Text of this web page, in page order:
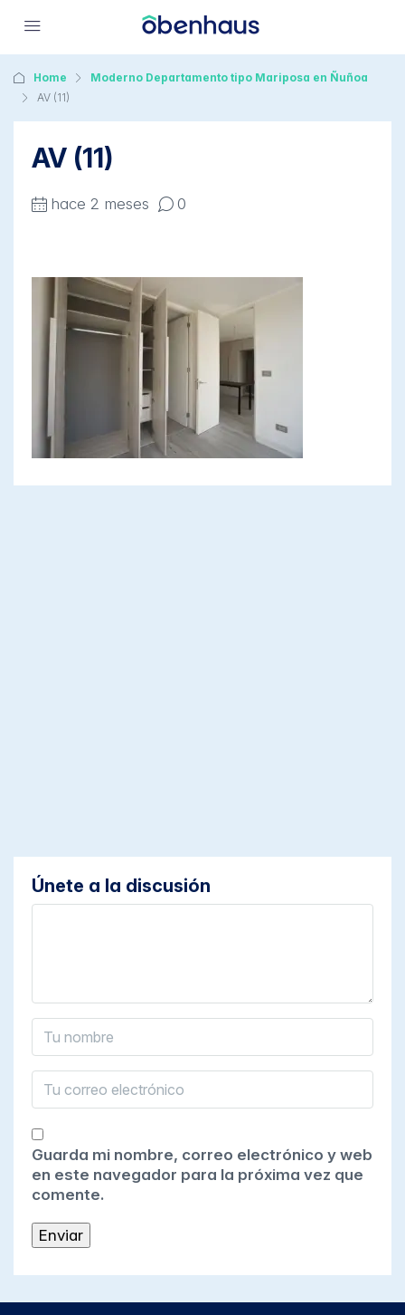
Home
Moderno Departamento tipo Mariposa en Ñuñoa
AV (11)
AV (11)
hace 2 meses 0
Únete a la discusión
Guarda mi nombre, correo electrónico y web
en este navegador para la próxima vez que
comente.